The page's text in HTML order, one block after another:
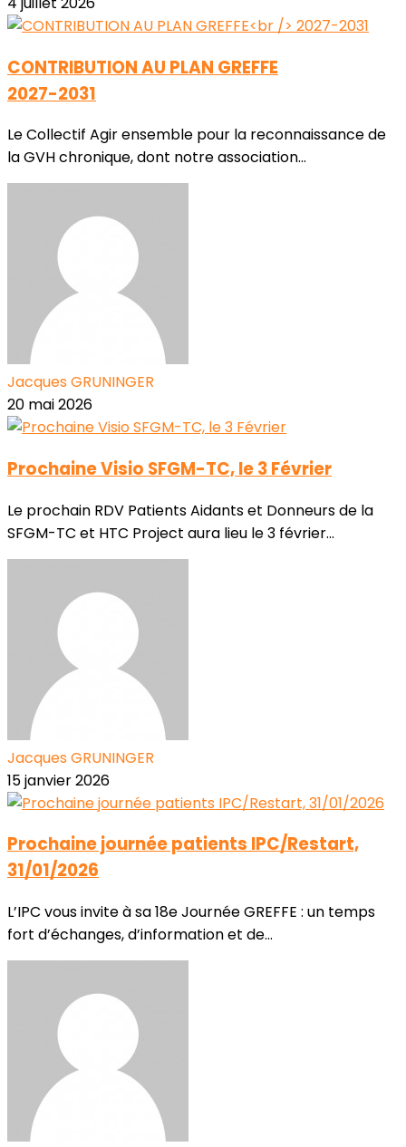
CONTRIBUTION AU PLAN GREFFE
2027-2031
Le Collectif Agir ensemble pour la reconnaissance de
la GVH chronique, dont notre association...
Jacques GRUNINGER
20 mai 2026
Prochaine Visio SFGM-TC, le 3 Février
Le prochain RDV Patients Aidants et Donneurs de la
SFGM-TC et HTC Project aura lieu le 3 février...
Jacques GRUNINGER
15 janvier 2026
Prochaine journée patients IPC/Restart,
31/01/2026
L’IPC vous invite à sa 18e Journée GREFFE : un temps
fort d’échanges, d’information et de...